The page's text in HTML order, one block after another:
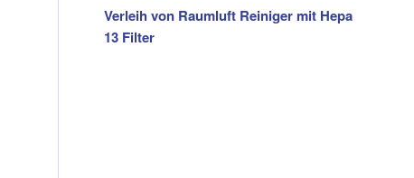
Verleih von Raumluft Reiniger mit Hepa
13 Filter